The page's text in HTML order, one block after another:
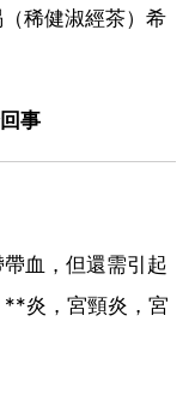
稀健淑經茶）希
事
血，但還需引起
炎，宮頸炎，宮